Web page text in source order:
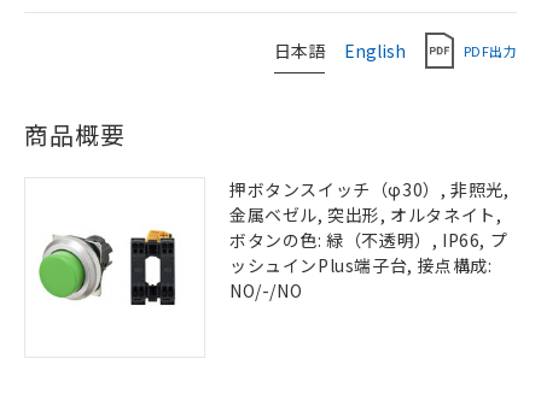
日本語 English PDF出力
商品概要
押ボタンスイッチ（φ30）, 非照光,
金属ベゼル, 突出形, オルタネイト,
ボタンの色: 緑（不透明）, IP66, プ
ッシュインPlus端子台, 接点構成:
NO/-/NO